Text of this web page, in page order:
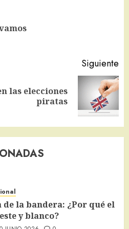
Siguiente
las elecciones
piratas
de la bandera: ¿Por qué el
y blanco?